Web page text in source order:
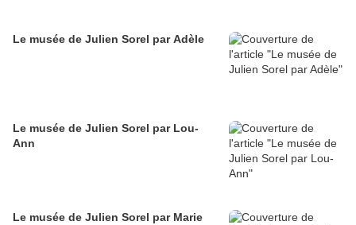
Le musée de Julien Sorel par Adèle
Le musée de Julien Sorel par Lou-
Ann
Le musée de Julien Sorel par Marie